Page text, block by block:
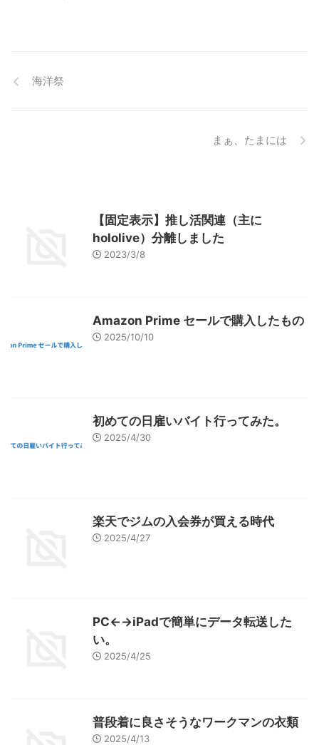
海洋祭
まぁ、たまには
【固定表示】推し活関連（主に
hololive）分離しました
2023/3/8
Amazon Prime セールで購入したもの
2025/10/10
初めての日雇いバイト行ってみた。
2025/4/30
楽天でジムの入会券が買える時代
2025/4/27
PC←→iPadで簡単にデータ転送した
い。
2025/4/25
普段着に良さそうなワークマンの衣類
2025/4/13